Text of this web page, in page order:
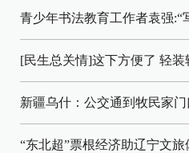
青少年书法教育工作者袁强:“
[民生总关情]这下方便了 轻装
新疆乌什：公交通到牧民家门
“东北超”票根经济助辽宁文